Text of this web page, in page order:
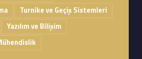
Turnike ve Geçiş Sistemleri
Yazılım ve Bilişim